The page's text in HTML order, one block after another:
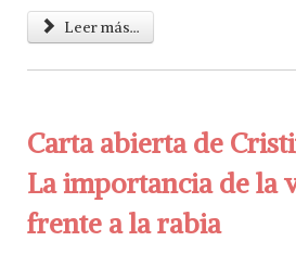
Leer más...
Carta abierta de
La importancia de la
frente a la rabia